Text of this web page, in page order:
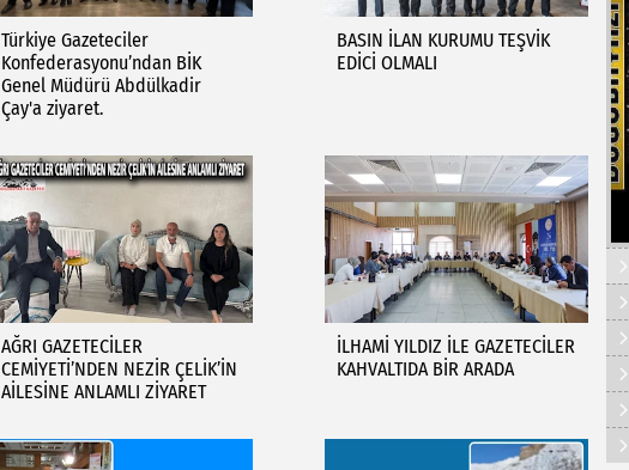
Türkiye Gazeteciler
Konfederasyonu’ndan BİK
Genel Müdürü Abdülkadir
Çay'a ziyaret.
BASIN İLAN KURUMU TEŞVİK
EDİCİ OLMALI
AĞRI GAZETECİLER
CEMİYETİ’NDEN NEZİR ÇELİK’İN
AİLESİNE ANLAMLI ZİYARET
İLHAMİ YILDIZ İLE GAZETECİLER
KAHVALTIDA BİR ARADA